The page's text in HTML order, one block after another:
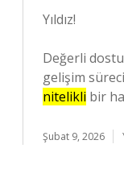
Yıldız!
Değerli
gelişim
nitelikli bir
Şubat 9, 2026